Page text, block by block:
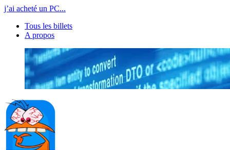
j’ai acheté un PC...
Tous les billets
A propos